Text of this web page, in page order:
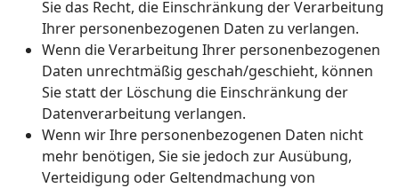
Sie das Recht, die Einschränkung der Verarbeitung
Ihrer personenbezogenen Daten zu verlangen.
Wenn die Verarbeitung Ihrer personenbezogenen
Daten unrechtmäßig geschah/geschieht, können
Sie statt der Löschung die Einschränkung der
Datenverarbeitung verlangen.
Wenn wir Ihre personenbezogenen Daten nicht
mehr benötigen, Sie sie jedoch zur Ausübung,
Verteidigung oder Geltendmachung von